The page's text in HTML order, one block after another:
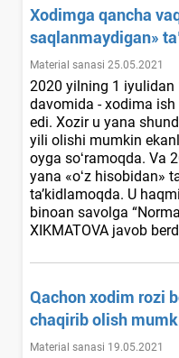
Xodimga qancha
saqlanmaydigan»
Material sanasi 25.05.2021
2020 yilning 1 iyulidan
davomida - хodima
edi. Xozir u yana
yili olishi mumkin
oyga soʻramoqda. Va
yana «oʻz hisobidan»
ta’kidlamoqda. U
binoan savolga
XIKMATOVA javob
Qachon хodim rozi
chaqirib olish
Material sanasi 19.05.2021